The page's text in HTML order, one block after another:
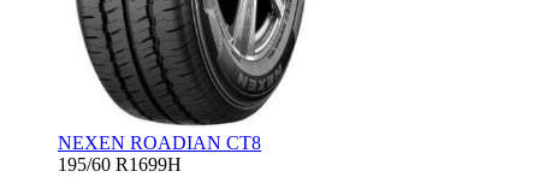
NEXEN ROADIAN CT8
195/60 R1699H